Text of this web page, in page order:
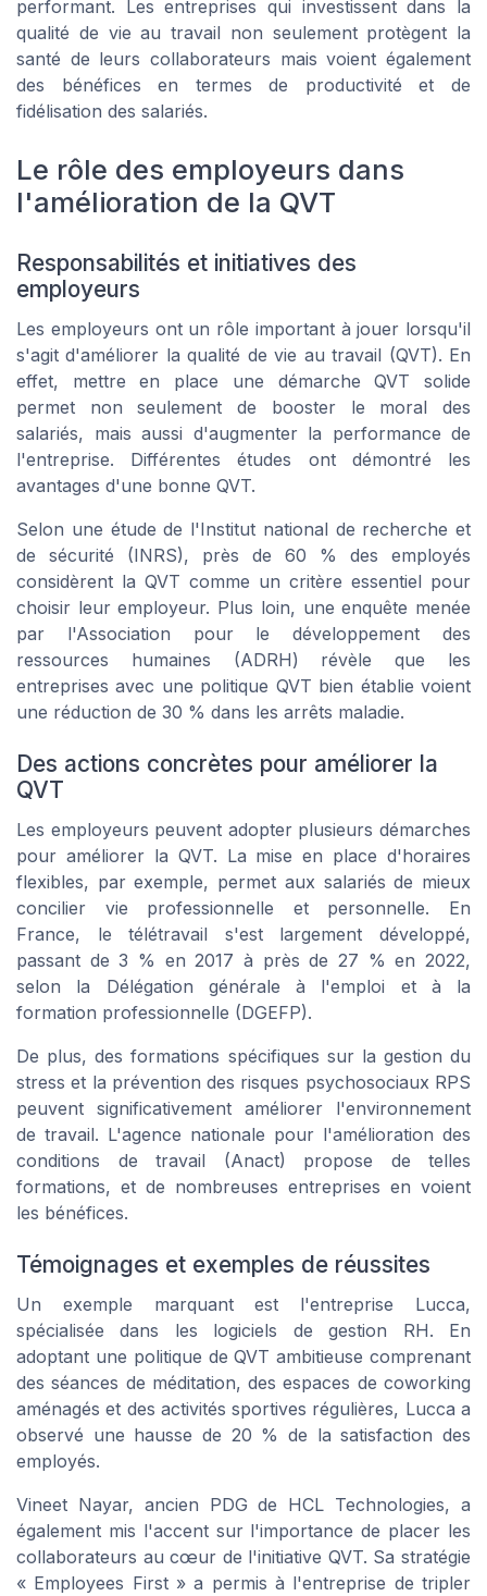
performant. Les entreprises qui investissent dans la
qualité de vie au travail non seulement protègent la
santé de leurs collaborateurs mais voient également
des bénéfices en termes de productivité et de
fidélisation des salariés.
Le rôle des employeurs dans
l'amélioration de la QVT
Responsabilités et initiatives des
employeurs
Les employeurs ont un rôle important à jouer lorsqu'il
s'agit d'améliorer la qualité de vie au travail (QVT). En
effet, mettre en place une démarche QVT solide
permet non seulement de booster le moral des
salariés, mais aussi d'augmenter la performance de
l'entreprise. Différentes études ont démontré les
avantages d'une bonne QVT.
Selon une étude de l'Institut national de recherche et
de sécurité (INRS), près de 60 % des employés
considèrent la QVT comme un critère essentiel pour
choisir leur employeur. Plus loin, une enquête menée
par l'Association pour le développement des
ressources humaines (ADRH) révèle que les
entreprises avec une politique QVT bien établie voient
une réduction de 30 % dans les arrêts maladie.
Des actions concrètes pour améliorer la
QVT
Les employeurs peuvent adopter plusieurs démarches
pour améliorer la QVT. La mise en place d'horaires
flexibles, par exemple, permet aux salariés de mieux
concilier vie professionnelle et personnelle. En
France, le télétravail s'est largement développé,
passant de 3 % en 2017 à près de 27 % en 2022,
selon la Délégation générale à l'emploi et à la
formation professionnelle (DGEFP).
De plus, des formations spécifiques sur la gestion du
stress et la prévention des risques psychosociaux RPS
peuvent significativement améliorer l'environnement
de travail. L'agence nationale pour l'amélioration des
conditions de travail (Anact) propose de telles
formations, et de nombreuses entreprises en voient
les bénéfices.
Témoignages et exemples de réussites
Un exemple marquant est l'entreprise Lucca,
spécialisée dans les logiciels de gestion RH. En
adoptant une politique de QVT ambitieuse comprenant
des séances de méditation, des espaces de coworking
aménagés et des activités sportives régulières, Lucca a
observé une hausse de 20 % de la satisfaction des
employés.
Vineet Nayar, ancien PDG de HCL Technologies, a
également mis l'accent sur l'importance de placer les
collaborateurs au cœur de l'initiative QVT. Sa stratégie
« Employees First » a permis à l'entreprise de tripler